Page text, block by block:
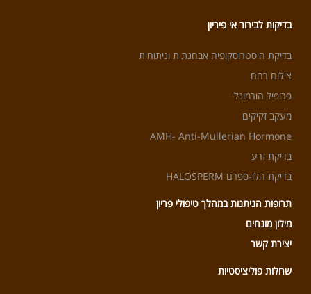
בדיקות לבירור אי פיריון
בדיקת היסטרוסקופיה אבחנתית וניתוחית
צילום רחם
פרופיל הורמונלי
מעקב זקיקים
AMH- Anti-Mullerian Hormone
בדיקת זרע
בדיקת הלו-ספרם HALOSPERM
תרופות הניתנות במהלך טיפולי פריון
מילון מונחים
יצירת קשר
שחלות פוליציסטיות